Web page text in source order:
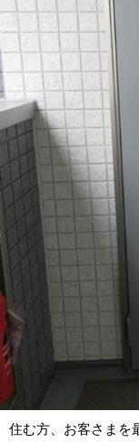
住む方、お客さまを